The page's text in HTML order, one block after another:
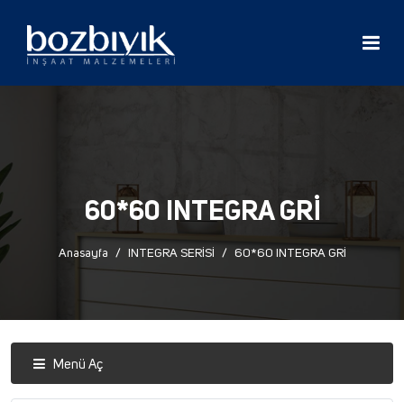
60*60 INTEGRA GRİ
Anasayfa INTEGRA SERİSİ 60*60 INTEGRA GRİ
Menü Aç